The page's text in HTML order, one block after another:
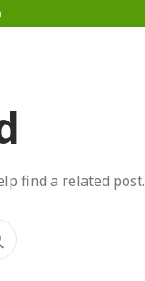
find a related post.